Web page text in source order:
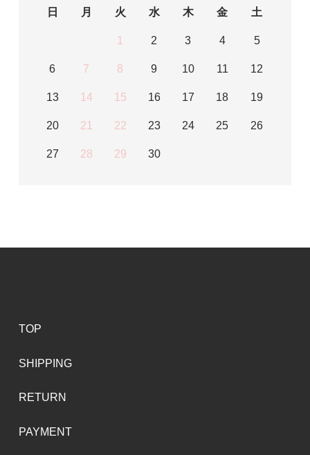
日
月 火 水 木 金 土
1 2 3 4 5
6 7 8 9 10 11 12
13 14 15 16 17 18 19
20 21 22 23 24 25 26
27 28 29 30
TOP
SHIPPING
RETURN
PAYMENT